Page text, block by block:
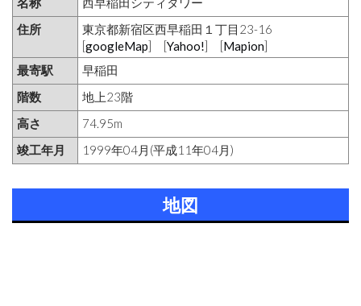
住所
東京都新宿区西早稲田１丁目23-16
[googleMap] [Yahoo!] [Mapion]
最寄駅
早稲田
階数
地上23階
高さ
74.95m
竣工年月
1999年04月(平成11年04月)
地図